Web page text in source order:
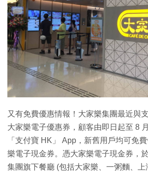
IT Times
生成式AI與雲端應用
Enterprise Digital Transformation
特集
又有免費優惠情報！大家樂集團最近與
大家樂電子優惠券，顧客由即日起至 8
「支付寶 HK」 App，新舊用戶均可免
樂電子現金券。憑大家樂電子現金券，
集團旗下餐廳 (包括大家樂、一粥麵、上